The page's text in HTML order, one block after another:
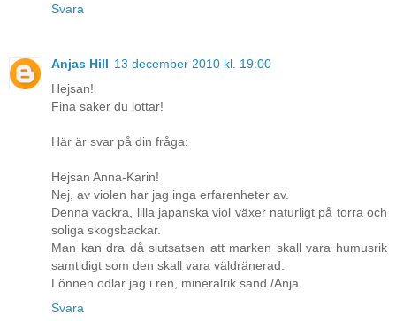
Svara
Anjas Hill 13 december 2010 kl. 19:00
Hejsan!
Fina saker du lottar!
Här är svar på din fråga:
Hejsan Anna-Karin!
Nej, av violen har jag inga erfarenheter av.
Denna vackra, lilla japanska viol växer naturligt på torra och
soliga skogsbackar.
Man kan dra då slutsatsen att marken skall vara humusrik
samtidigt som den skall vara väldränerad.
Lönnen odlar jag i ren, mineralrik sand./Anja
Svara